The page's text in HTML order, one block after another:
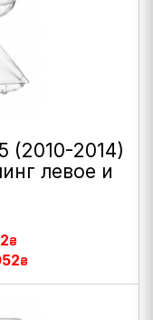
(2010-2014)
левое и
₴
₴